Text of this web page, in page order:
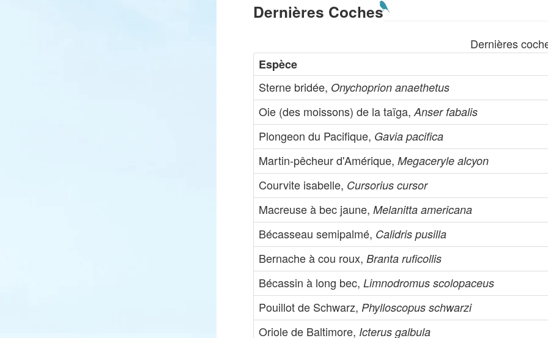
Dernières Coches
Dernières
Espèce
Sterne bridée, Onychoprion anaethetus
Oie (des moissons) de la taïga,Anser fabalis
Plongeon du Pacifique, Gavia pacifica
Martin-pêcheur d'Amérique,Megaceryle alcyon
Courvite isabelle, Cursorius cursor
Macreuse à bec jaune,Melanitta americana
Bécasseau semipalmé, Calidris pusilla
Bernache à cou roux,Branta ruficollis
Bécassin à long bec,Limnodromus scolopaceus
Pouillot de Schwarz, Phylloscopus schwarzi
Oriole de Baltimore, Icterus galbula